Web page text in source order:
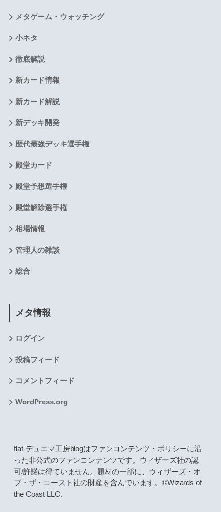
メタゲーム・ウォッチング
小ネタ
徹底解説
新カード情報
新カード解説
新デッキ開発
歴代最強デッキ選手権
殿堂カード
殿堂予想選手権
殿堂解除選手権
相場情報
管理人の雑談
総合
メタ情報
ログイン
投稿フィード
コメントフィード
WordPress.org
flat-デュエマ工房blogはファンコンテンツ・ポリシーに沿
った非公式のファンコンテンツです。ウィザーズ社の認
可/許諾は得ていません。題材の一部に、ウィザーズ・オ
ブ・ザ・コースト社の財産を含んでいます。©Wizards of
the Coast LLC.